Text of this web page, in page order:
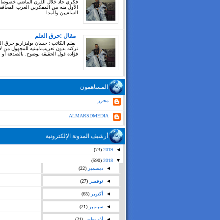
فكري حاد خلال القرن الماضي
الأول منه بين المفكرين العرب
السلفيين والمدا...
مقال :حرق العلم
بقلم الكاتب : حسان بوليزاريو حرق
تركته بدون تعريب،ليبنيه للمجهول من
فؤاده قول الحقيقة بوضوح. بالصدفة أو
المساهمون
محرر
ALMARSDMEDIA
أرشيف المدونة الإلكترونية
◄
2019
(73)
▼
2018
(590)
◄ ديسمبر (22)
◄ نوفمبر (27)
◄ أكتوبر (65)
◄ سبتمبر (21)